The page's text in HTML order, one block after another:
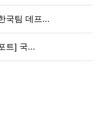
국팀 데프...
트] 국...